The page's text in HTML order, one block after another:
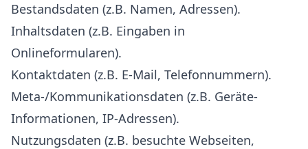
Bestandsdaten (z.B. Namen, Adressen).
Inhaltsdaten (z.B. Eingaben in
Onlineformularen).
Kontaktdaten (z.B. E-Mail, Telefonnummern).
Meta-/Kommunikationsdaten (z.B. Geräte-
Informationen, IP-Adressen).
Nutzungsdaten (z.B. besuchte Webseiten,